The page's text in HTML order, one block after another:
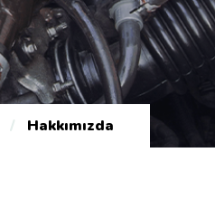
/ Hakkımızda